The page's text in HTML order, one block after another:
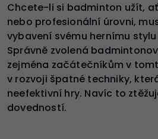
Chcete-li si badminton užít,
nebo profesionální úrovni,
vybavení svému hernímu
Správně zvolená
zejména začátečníkům v
v rozvoji špatné techniky,
neefektivní hry. Navíc to
dovedností.